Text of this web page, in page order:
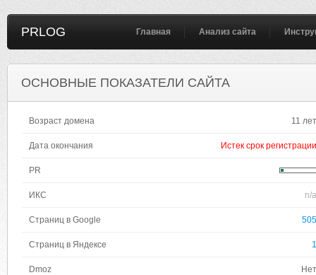
PRLOG Главная Анализ сайта
ОСНОВНЫЕ ПОКАЗАТЕЛИ САЙТА
Возраст домена 11 лет
Дата окончания Истек срок регистрации
PR
ИКС n/a
Страниц в Google 505
Страниц в Яндексе 1
Dmoz Нет